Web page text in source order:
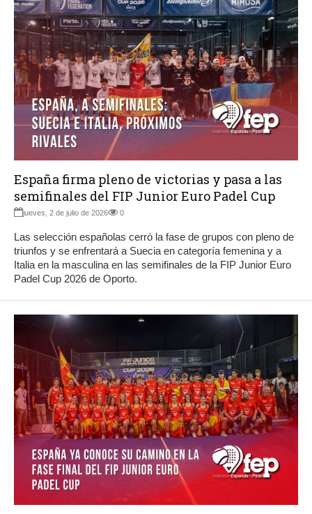
España firma pleno de victorias y pasa a las
semifinales del FIP Junior Euro Padel Cup
jueves, 2 de julio de 2026 0
Las selección españolas cerró la fase de grupos con pleno de
triunfos y se enfrentará a Suecia en categoría femenina y a
Italia en la masculina en las semifinales de la FIP Junior Euro
Padel Cup 2026 de Oporto.